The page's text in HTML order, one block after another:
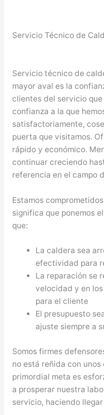
Servicio Técnico de
Servicio técnico de
mayor aval es la
clientes del servicio
confianza a la que
satisfactoriamente,
puerta que visitamos.
rápido y económico.
continuar creciendo
referencia en el campo
Estamos
significa que ponemos
que:
La caldera sea
efectividad para
La reparación se
velocidad y en
para el cliente
El presupuesto
ajuste siempre a
Somos firmes
no está reñida con
primordial meta es
a prosperar nuestra
servicio, haciendo